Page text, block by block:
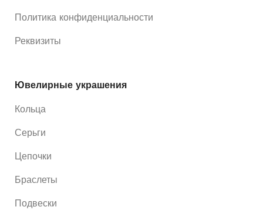
Политика конфиденциальности
Реквизиты
Ювелирные украшения
Кольца
Серьги
Цепочки
Браслеты
Подвески